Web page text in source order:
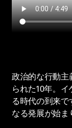
政治的な行動
られた10年。
る時代の到来
なる発展が始ま